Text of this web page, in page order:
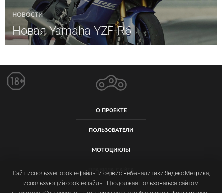
НОВОСТИ
Новая Yamaha YZF-R6
О ПРОЕКТЕ
ПОЛЬЗОВАТЕЛИ
МОТОЦИКЛЫ
ПРАВИЛА САЙТА
Сайт использует cookie-файлы и сервис веб-аналитики Яндекс.Метрика,
использующий cookie-файлы. Продолжая пользоваться сайтом